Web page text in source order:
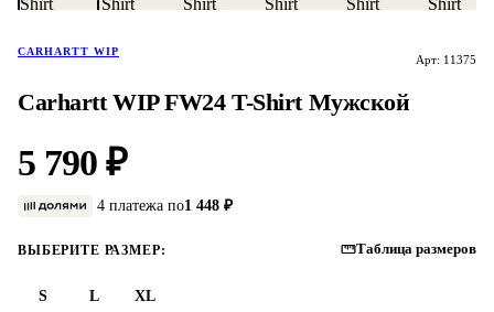
CARHARTT WIP
Арт: 11375
Carhartt WIP FW24 T-Shirt Мужской
5 790 ₽
4 платежа по1 448 ₽
ВЫБЕРИТЕ РАЗМЕР: Таблица размеров
S L XL